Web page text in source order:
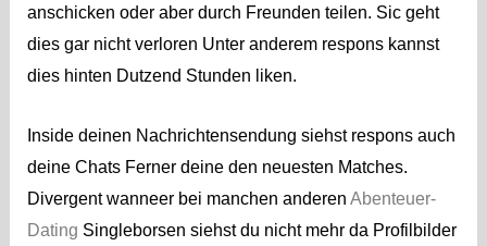
anschicken oder aber durch Freunden teilen. Sic geht
dies gar nicht verloren Unter anderem respons kannst
dies hinten Dutzend Stunden liken.
Inside deinen Nachrichtensendung siehst respons auch
deine Chats Ferner deine den neuesten Matches.
Divergent wanneer bei manchen anderen Abenteuer-
Dating Singleborsen siehst du nicht mehr da Profilbilder